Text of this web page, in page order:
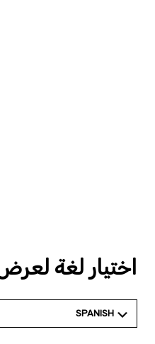
اختيار لغة لعرض
SPANISH